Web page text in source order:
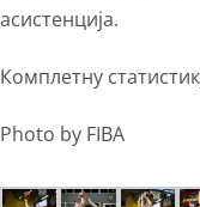
асистенција.
Комплетну
Photo by FIBA